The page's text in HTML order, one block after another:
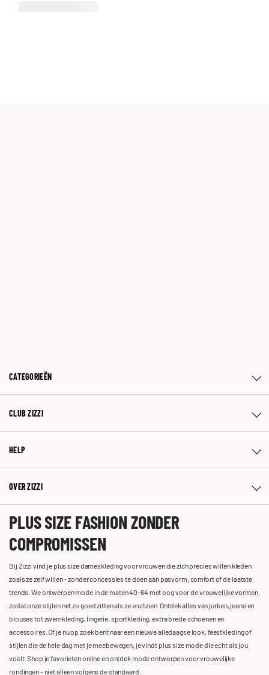
CATEGORIEËN
CLUB ZIZZI
HELP
OVER ZIZZI
PLUS SIZE FASHION ZONDER
COMPROMISSEN
Bij Zizzi vind je plus size dameskleding voor vrouwen die zich precies willen kleden
zoals ze zelf willen – zonder concessies te doen aan pasvorm, comfort of de laatste
trends. We ontwerpen mode in de maten 40-64 met oog voor de vrouwelijke vormen,
zodat onze stijlen net zo goed zitten als ze eruitzien. Ontdek alles van jurken, jeans en
blouses tot zwemkleding, lingerie, sportkleding, extra brede schoenen en
accessoires. Of je nu op zoek bent naar een nieuwe alledaagse look, feestkleding of
stijlen die de hele dag met je meebewegen, je vindt plus size mode die echt als jou
voelt. Shop je favorieten online en ontdek mode ontworpen voor vrouwelijke
rondingen – niet alleen volgens de standaard.